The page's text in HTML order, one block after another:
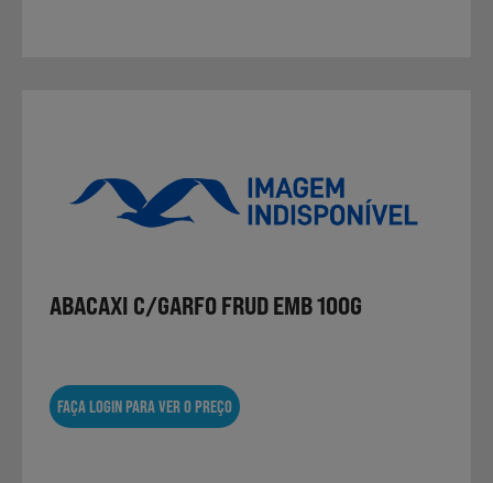
ABACAXI C/GARFO FRUD EMB 100G
FAÇA LOGIN PARA VER O PREÇO